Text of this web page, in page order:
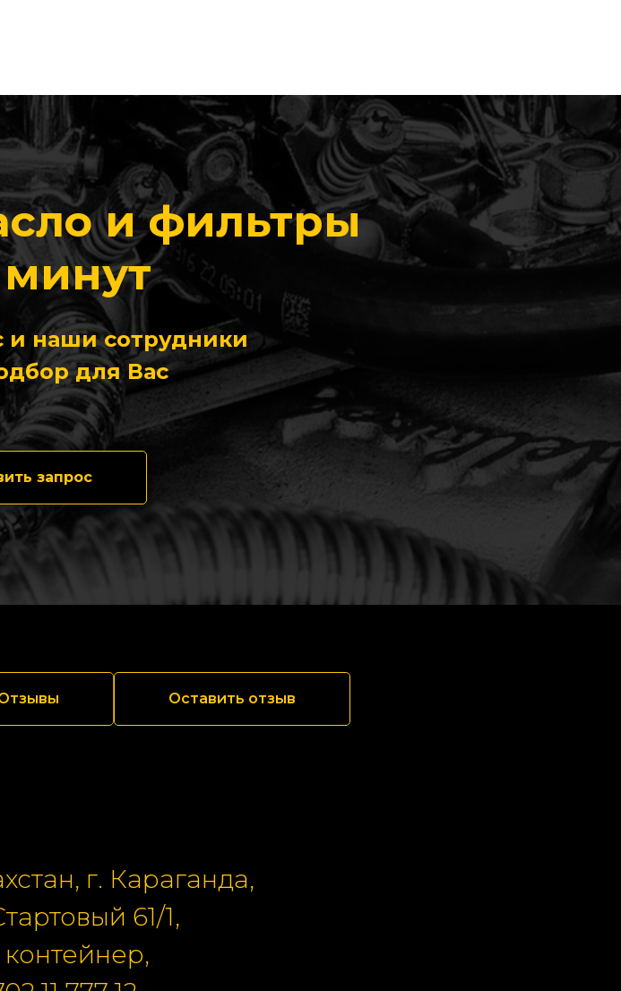
и фильтры
минут
и наши сотрудники
для Вас
запрос
Оставить отзыв
г. Караганда,
61/1,
контейнер,